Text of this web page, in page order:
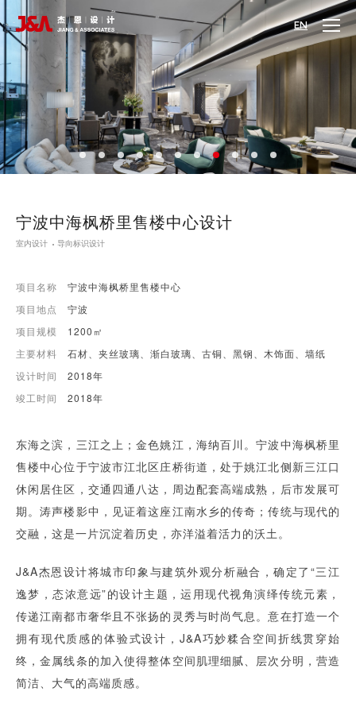
EN
宁波中海枫桥里售楼中心设计
室内设计 导向标识设计
项目名称
宁波中海枫桥里售楼中心
项目地点
宁波
项目规模
1200㎡
主要材料
石材、夹丝玻璃、渐白玻璃、古铜、黑钢、木饰面、墙纸
设计时间
2018年
竣工时间
2018年
东海之滨，三江之上；金色姚江，海纳百川。宁波中海枫桥里
售楼中心位于宁波市江北区庄桥街道，处于姚江北侧新三江口
休闲居住区，交通四通八达，周边配套高端成熟，后市发展可
期。涛声楼影中，见证着这座江南水乡的传奇；传统与现代的
交融，这是一片沉淀着历史，亦洋溢着活力的沃土。
J&A杰恩设计将城市印象与建筑外观分析融合，确定了“三江
逸梦，态浓意远”的设计主题，运用现代视角演绎传统元素，
传递江南都市奢华且不张扬的灵秀与时尚气息。意在打造一个
拥有现代质感的体验式设计，J&A巧妙糅合空间折线贯穿始
终，金属线条的加入使得整体空间肌理细腻、层次分明，营造
简洁、大气的高端质感。